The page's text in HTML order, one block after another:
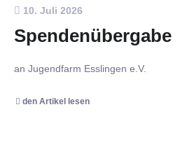
10. Juli 2026
Spendenübergabe
an Jugendfarm Esslingen e.V.
den Artikel lesen